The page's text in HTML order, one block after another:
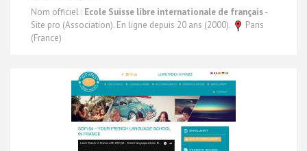
Nom officiel : Ecole Suisse libre internationale de français-
Site pro (Association). En ligne depuis 20 ans (2000).
Paris
(France)